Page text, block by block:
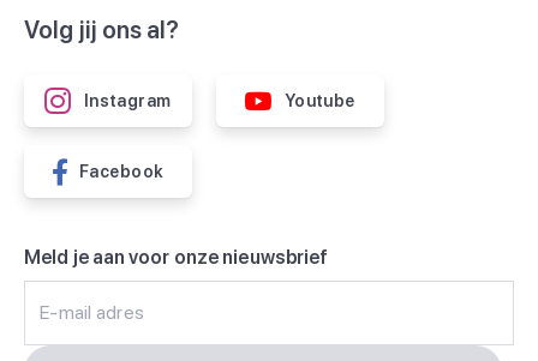
Volg jij ons al?
Instagram Youtube
Facebook
Meld je aan voor onze nieuwsbrief
E-mail adres